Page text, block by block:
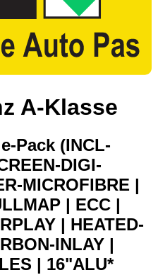
A-Klasse
Pack (INCL-
DIGI-
MICROFIBRE |
| ECC |
| HEATED-
INLAY |
| 16"ALU*